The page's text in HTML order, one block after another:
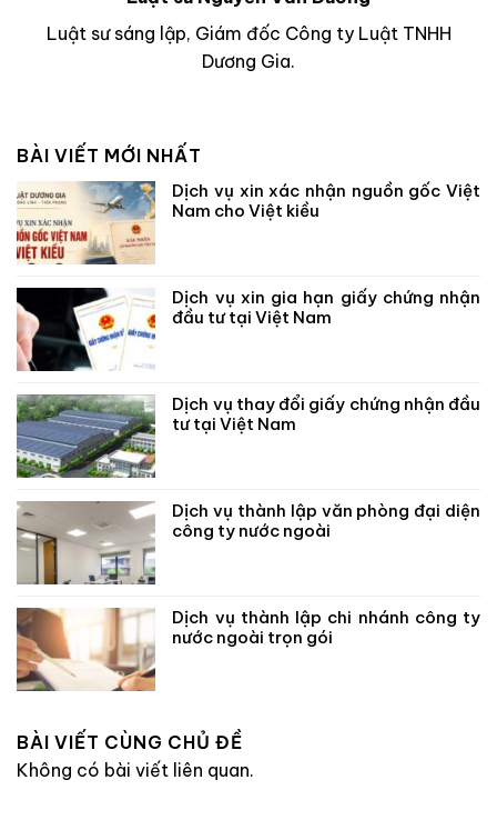
Luật sư sáng lập, Giám đốc Công ty Luật TNHH
Dương Gia.
BÀI VIẾT MỚI NHẤT
Dịch vụ xin xác nhận nguồn gốc Việt
Nam cho Việt kiều
Dịch vụ xin gia hạn giấy chứng nhận
đầu tư tại Việt Nam
Dịch vụ thay đổi giấy chứng nhận đầu
tư tại Việt Nam
Dịch vụ thành lập văn phòng đại diện
công ty nước ngoài
Dịch vụ thành lập chi nhánh công ty
nước ngoài trọn gói
BÀI VIẾT CÙNG CHỦ ĐỀ
Không có bài viết liên quan.